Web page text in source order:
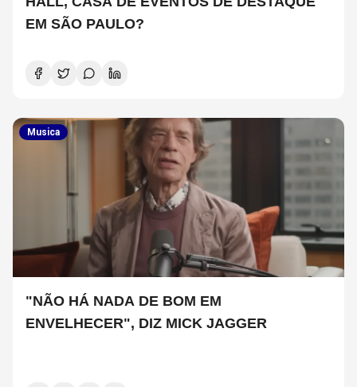
EM SÃO PAULO?
Musica
"NÃO HÁ NADA DE BOM EM
ENVELHECER", DIZ MICK JAGGER